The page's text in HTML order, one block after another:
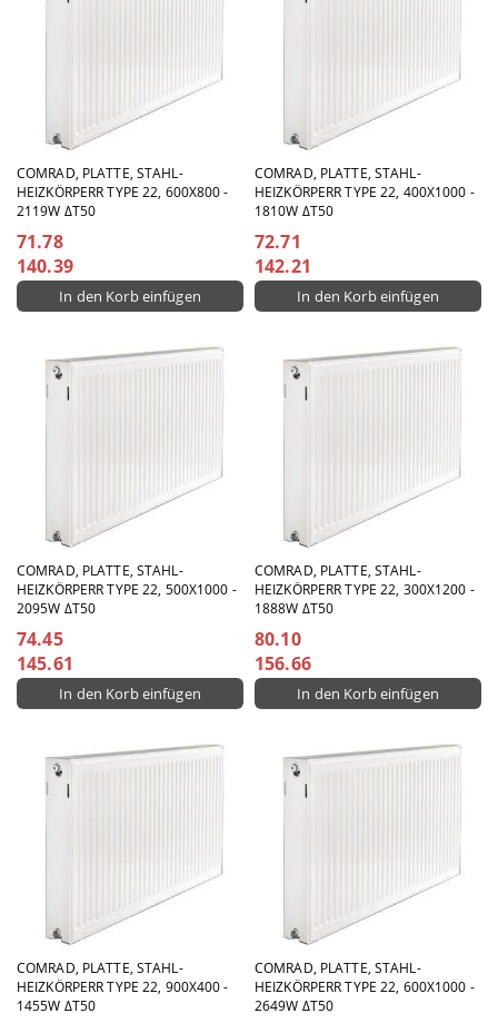
COMRAD, PLATTE, STAHL-
HEIZKÖRPERR TYPE 22, 600X800 -
2119W ΔT50
71.78
140.39
COMRAD, PLATTE, STAHL-
HEIZKÖRPERR TYPE 22, 400X1000 -
1810W ΔT50
72.71
142.21
COMRAD, PLATTE, STAHL-
HEIZKÖRPERR TYPE 22, 500X1000 -
2095W ΔT50
74.45
145.61
COMRAD, PLATTE, STAHL-
HEIZKÖRPERR TYPE 22, 300X1200 -
1888W ΔT50
80.10
156.66
COMRAD, PLATTE, STAHL-
HEIZKÖRPERR TYPE 22, 900X400 -
1455W ΔT50
COMRAD, PLATTE, STAHL-
HEIZKÖRPERR TYPE 22, 600X1000 -
2649W ΔT50